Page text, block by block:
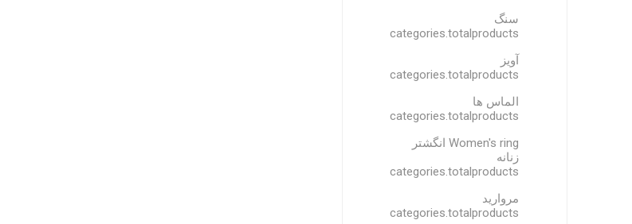
سنگ
categories.totalproducts
آویز
categories.totalproducts
الماس ها
categories.totalproducts
Women's ring انگشتر
زنانه
categories.totalproducts
مروارید
categories.totalproducts